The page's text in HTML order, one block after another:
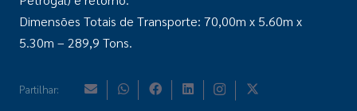
Dimensões Totais de Transporte: 70,00m x 5.60m x
5.30m – 289,9 Tons.
Partilhar: